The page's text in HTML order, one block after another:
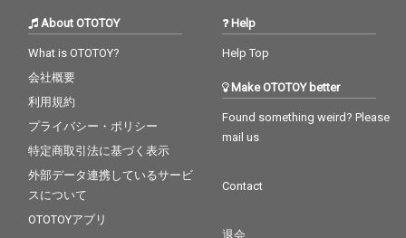
About OTOTOY
What is OTOTOY?
会社概要
利用規約
プライバシー・ポリシー
特定商取引法に基づく表示
外部データ連携しているサービ
スについて
OTOTOYアプリ
Help
Help Top
Make OTOTOY better
Found something weird? Please
mail us
Contact
退会